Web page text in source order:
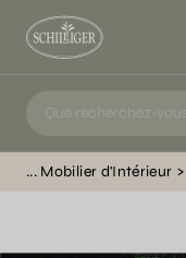
Mobilier d'Intérieur